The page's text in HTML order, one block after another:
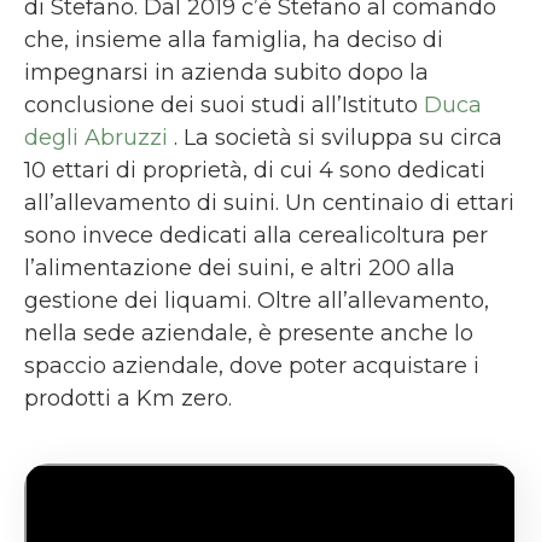
di Stefano. Dal 2019 c’è Stefano al comando
che, insieme alla famiglia, ha deciso di
impegnarsi in azienda subito dopo la
conclusione dei suoi studi all’Istituto Duca
degli Abruzzi . La società si sviluppa su circa
10 ettari di proprietà, di cui 4 sono dedicati
all’allevamento di suini. Un centinaio di ettari
sono invece dedicati alla cerealicoltura per
l’alimentazione dei suini, e altri 200 alla
gestione dei liquami. Oltre all’allevamento,
nella sede aziendale, è presente anche lo
spaccio aziendale, dove poter acquistare i
prodotti a Km zero.